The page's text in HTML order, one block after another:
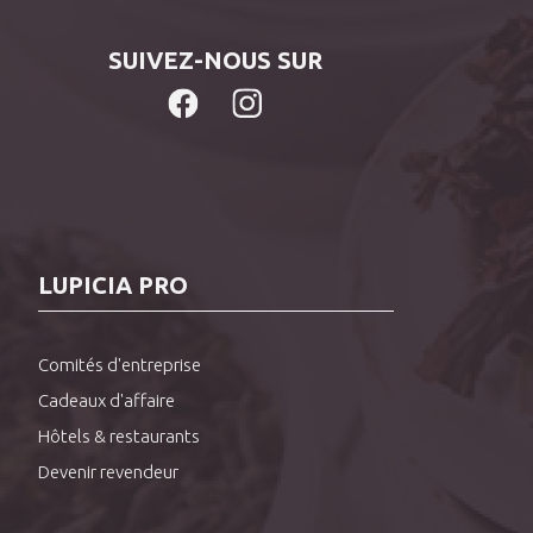
SUIVEZ-NOUS SUR
LUPICIA PRO
Comités d'entreprise
Cadeaux d'affaire
Hôtels & restaurants
Devenir revendeur